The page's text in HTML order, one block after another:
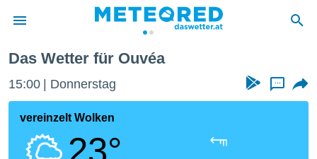
wurde
dass
Das Wetter für Ouvéa
15:00 Donnerstag ...
vereinzelt Wolken
23°